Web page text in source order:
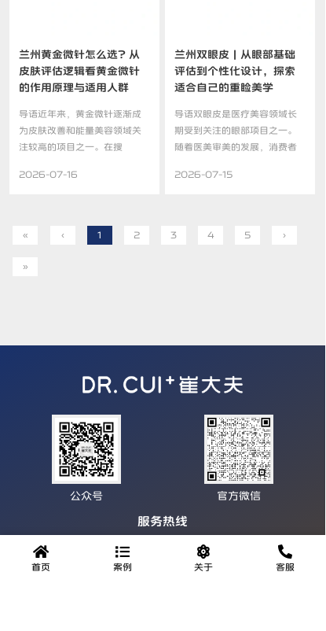
兰州黄金微针怎么选？从
皮肤评估逻辑看黄金微针
的作用原理与适用人群
导语近年来，黄金微针逐渐成
为皮肤改善和能量美容领域关
注较高的项目之一。在搜
2026-07-16
兰州双眼皮｜从眼部基础
评估到个性化设计，探索
适合自己的重睑美学
导语双眼皮是医疗美容领域长
期受到关注的眼部项目之一。
随着医美审美的发展，消费者
2026-07-15
« ‹ 1 2 3 4 5 ›
»
官方微信
公众号
服务热线
0931-8471111
首页 案例 关于 客服